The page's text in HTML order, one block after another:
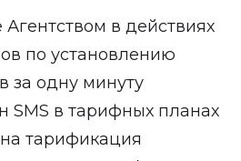
в действиях
по установлению
за одну минуту
SMS в тарифных планах
тарификация